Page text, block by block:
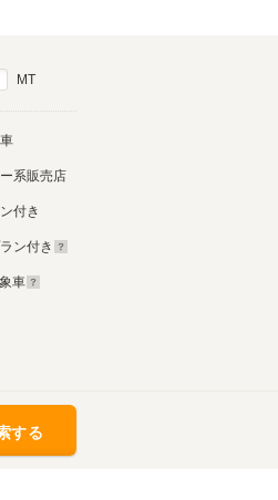
MT
系販売店
付き
ン付き
車
する